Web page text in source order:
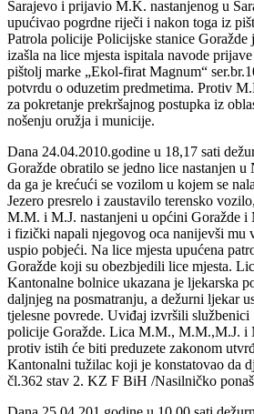
Dana 23.04.2010.godine u 19,50 sati
Goražde putem telefona obratilo se jedno
Sarajevo i prijavio M.K. nastanjenog u
upućivao pogrdne riječi i nakon toga iz
Patrola policije Policijske stanice Goražde
izašla na lice mjesta ispitala navode
pištolj marke „Ekol-firat Magnum“
za pokretanje prekršajnog postupka iz
nošenju oružja i municije.
Dana 24.04.2010.godine u 18,17 sati
Goražde obratilo se jedno lice nastanjen
da ga je krećući se vozilom u kojem se
Jezero presrelo i zaustavilo terensko
M.M. i M.J. nastanjeni u općini Goražde i
i fizički napali njegovog oca nanijevši mu
uspio pobjeći. Na lice mjesta upućena
Goražde koji su obezbjedili lice mjesta.
Kantonalne bolnice ukazana je ljekarska
daljnjeg na posmatranju, a dežurni ljekar
tjelesne povrede. Uviđaj izvršili
policije Goražde. Lica M.M., M.M.,M.J. i